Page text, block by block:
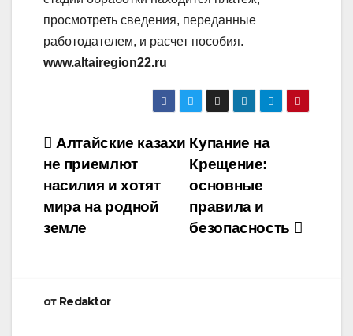
просмотреть сведения, переданные
работодателем, и расчет пособия.
www.altairegion22.ru
Навигация
по
записям
Купание на
Крещение:
основные
правила и
безопасность
Алтайские казахи
не приемлют
насилия и хотят
мира на родной
земле
от Redaktor